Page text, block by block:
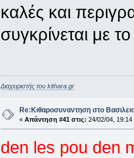
καλές και
συγκρίνεται με
Διαχειριστής του kithara.gr
Re:Κιθαροσυναντηση στο
« Απάντηση #41 στις: 24/02/04, 19:14
den les pou den